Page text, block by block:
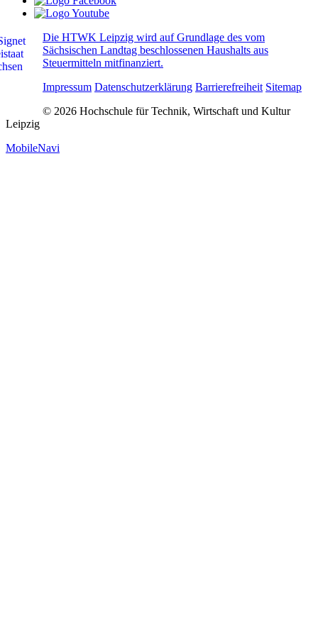
Die HTWK Leipzig wird auf Grundlage des vom
Sächsischen Landtag beschlossenen Haushalts aus
Steuermitteln mitfinanziert.
Impressum Datenschutzerklärung Barrierefreiheit Sitemap
© 2026 Hochschule für Technik, Wirtschaft und Kultur
Leipzig
MobileNavi